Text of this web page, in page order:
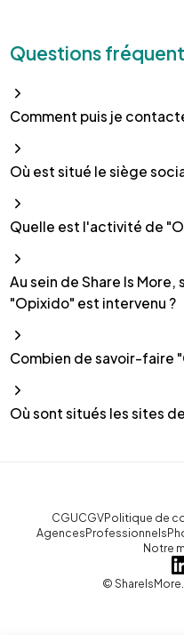
Questions
Comment puis je
Où est situé le siège
Quelle est l'activité de
Au sein de Share Is
"Opixido" est intervenu ?
Combien de savoir-faire
Où sont situés les sites
CGUCGVPolitique de
AgencesProfessionnels
Notre
©